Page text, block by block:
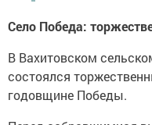
Село Победа:
В Вахитовском
состоялся
годовщине Победы.